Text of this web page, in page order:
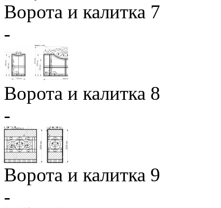
Ворота и калитка 7
-
Ворота и калитка 8
-
Ворота и калитка 9
-